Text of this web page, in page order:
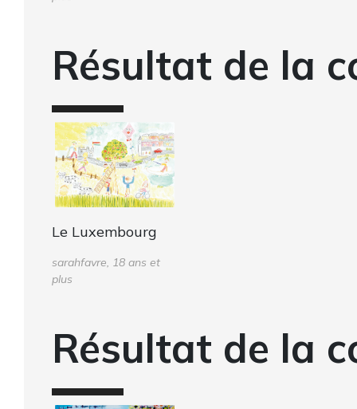
Résultat de la
Le Luxembourg
sarahfavre, 18 ans et
plus
Résultat de la